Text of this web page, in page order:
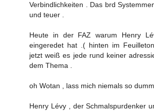
Verbindlichkeiten . Das brd
und teuer .
Heute in der FAZ warum Henry
eingeredet hat .( hinten im
jetzt weiß es jede rund keiner
dem Thema .
oh Wotan , lass mich niemals so
Henry Lévy , der Schmalspurdenker